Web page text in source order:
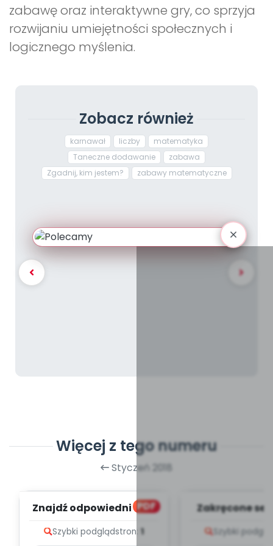
zabawę oraz interaktywne gry, co sprzyja
rozwijaniu umiejętności społecznych i
logicznego myślenia.
Zobacz również
karnawał liczby
matematyka
Taneczne dodawanie
zabawa
Zgadnij, kim jestem?
zabawy matematyczne
Więcej z tego numeru
Styczeń 2018
PDF
Znajdź odpowiedni cień
Szybki podglądstron: 1
Zakręcone
Szybki